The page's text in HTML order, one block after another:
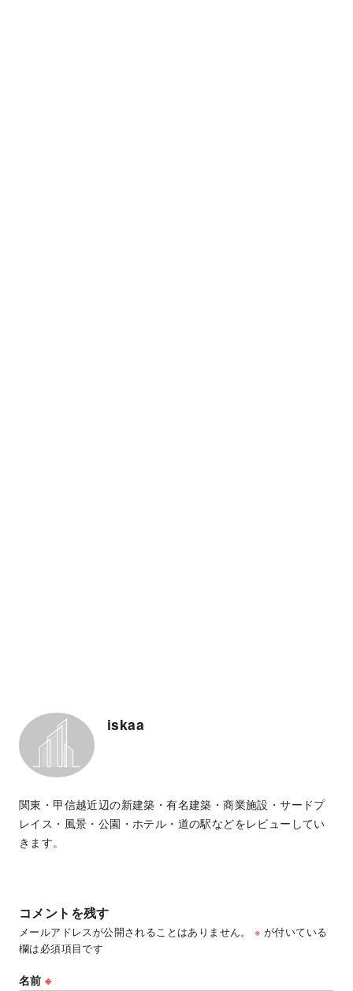
iskaa
関東・甲信越近辺の新建築・有名建築・商業施設・サードプ
レイス・風景・公園・ホテル・道の駅などをレビューしてい
きます。
コメントを残す
メールアドレスが公開されることはありません。 ※ が付いている
欄は必須項目です
名前※